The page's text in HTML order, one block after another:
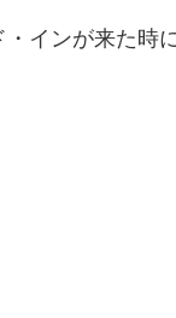
インが来た時